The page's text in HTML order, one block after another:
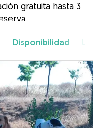
gratuita hasta 3
Disponibilidad